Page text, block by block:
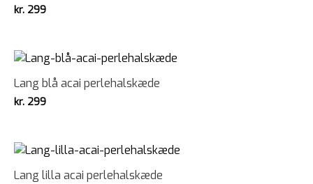
kr. 299
Lang blå acai perlehalskæde
kr. 299
Lang lilla acai perlehalskæde